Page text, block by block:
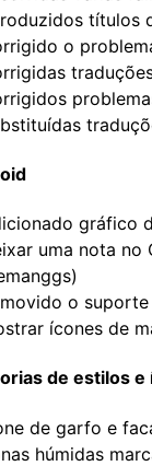
títulos
o
gráfico
uma nota no
o
ícones de
de estilos e
de garfo e
húmidas